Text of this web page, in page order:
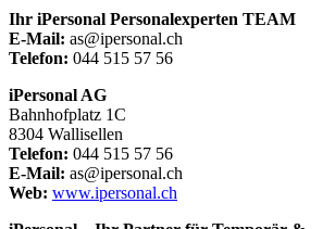
Ihr iPersonal Personalexperten TEAM
E-Mail: as@ipersonal.ch
Telefon: 044 515 57 56
iPersonal AG
Bahnhofplatz 1C
8304 Wallisellen
Telefon: 044 515 57 56
E-Mail: as@ipersonal.ch
Web: www.ipersonal.ch